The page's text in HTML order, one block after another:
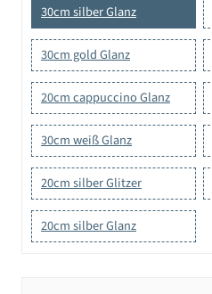
30cm silber Glanz
30cm gold Glanz
20cm cappuccino Glanz
30cm weiß Glanz
20cm silber Glitzer
20cm silber Glanz